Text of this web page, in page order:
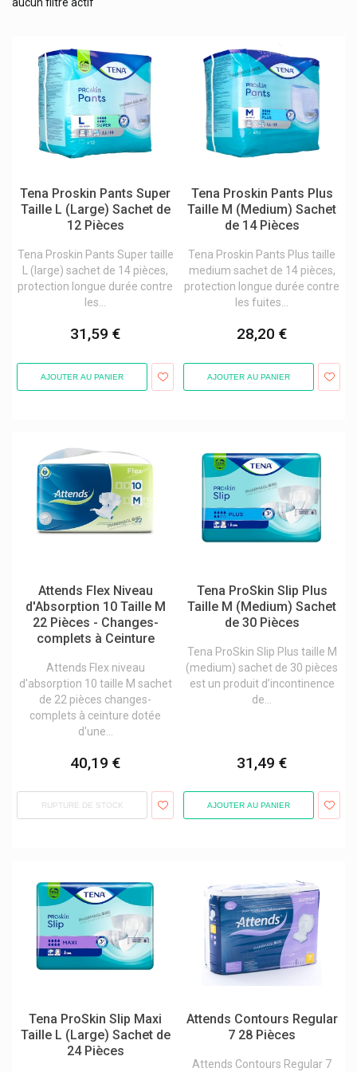
Diabète
Désinfection des surfaces
Incontinence
Alèses
Protection urinaire Femme
Protection urinaire mixte
Slips de fixation
Sondes et poches
Urinal
Lavements
Matériel labo et matières premières
Matériel médical
Pansements spéciaux
Piqûres d'insectes et morsures
Tests et diagnostic
Lofric
Wolf-Safco
Tena Proskin Pants Super
Taille L (Large) Sachet de
12 Pièces
Tena Proskin Pants Super taille
L (large) sachet de 14 pièces,
protection longue durée contre
les...
31,59 €
AJOUTER AU PANIER
Tena Proskin Pants Plus
Taille M (Medium) Sachet
de 14 Pièces
Tena Proskin Pants Plus taille
medium sachet de 14 pièces,
protection longue durée contre
les fuites...
28,20 €
AJOUTER AU PANIER
Attends Flex Niveau
d'Absorption 10 Taille M
22 Pièces - Changes-
complets à Ceinture
Attends Flex niveau
d'absorption 10 taille M sachet
de 22 pièces changes-
complets à ceinture dotée
d'une...
40,19 €
RUPTURE DE STOCK
Tena ProSkin Slip Plus
Taille M (Medium) Sachet
de 30 Pièces
Tena ProSkin Slip Plus taille M
(medium) sachet de 30 pièces
est un produit d’incontinence
de...
31,49 €
AJOUTER AU PANIER
Tena ProSkin Slip Maxi
Taille L (Large) Sachet de
24 Pièces
Attends Contours Regular
7 28 Pièces
Attends Contours Regular 7